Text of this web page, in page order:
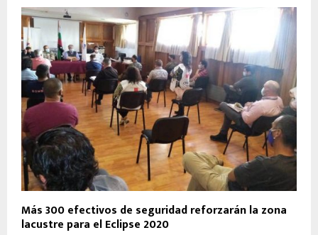
Más 300 efectivos de seguridad reforzarán la zona
lacustre para el Eclipse 2020